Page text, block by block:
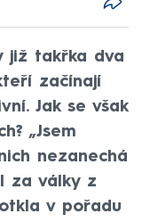
již takřka dva
začínají
Jak se však
„Jsem
nezanechá
za války z
v pořadu